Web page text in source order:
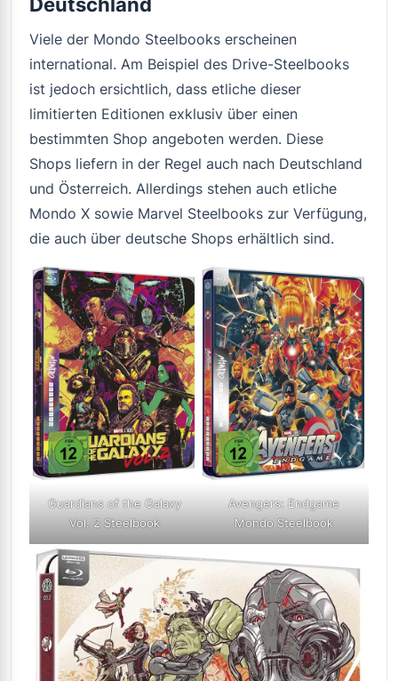
Viele der Mondo Steelbooks erscheinen
international. Am Beispiel des Drive-Steelbooks
ist jedoch ersichtlich, dass etliche dieser
limitierten Editionen exklusiv über einen
bestimmten Shop angeboten werden. Diese
Shops liefern in der Regel auch nach Deutschland
und Österreich. Allerdings stehen auch etliche
Mondo X sowie Marvel Steelbooks zur Verfügung,
die auch über deutsche Shops erhältlich sind.
Guardians of the Galaxy
Vol. 2 Steelbook
Avengers: Endgame
Mondo Steelbook